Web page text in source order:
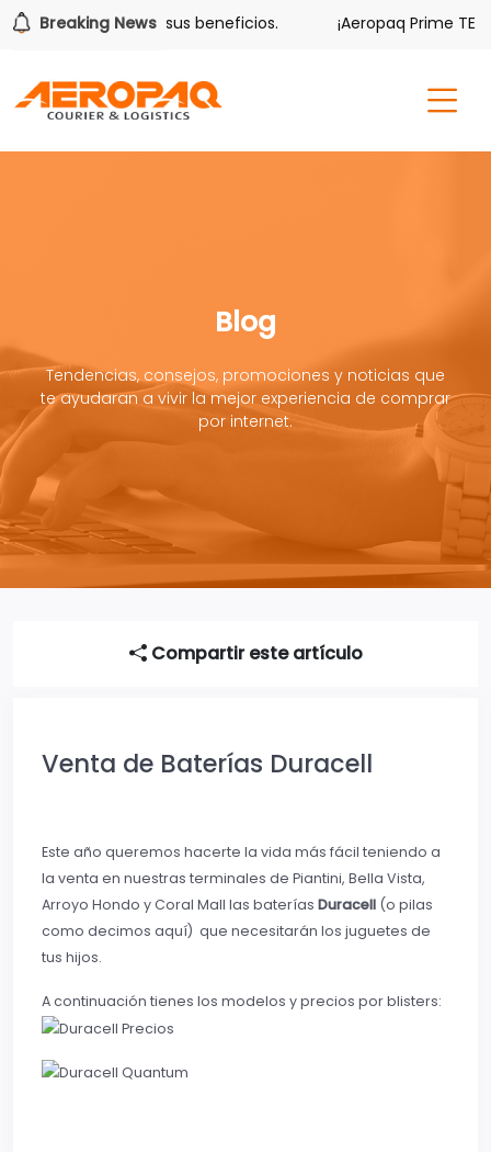
Breaking News
también tiene sus beneficios. ¡Aeropaq Prime TE DA
Blog
Tendencias, consejos, promociones y noticias que
te ayudaran a vivir la mejor experiencia de comprar
por internet.
Compartir este artículo
Venta de Baterías Duracell
Este año queremos hacerte la vida más fácil teniendo a
la venta en nuestras terminales de Piantini, Bella Vista,
Arroyo Hondo y Coral Mall las baterías Duracell (o pilas
como decimos aquí) que necesitarán los juguetes de
tus hijos.
A continuación tienes los modelos y precios por blisters: